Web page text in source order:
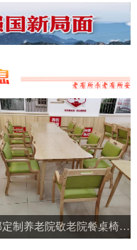
包邮定制养老院敬老院餐桌椅适老化医养康养机构桌椅老年公寓家具